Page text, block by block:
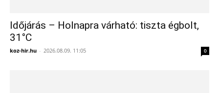
Időjárás – Holnapra várható: tiszta égbolt,
31°C
koz-hir.hu - 2026.08.09. 11:05 0